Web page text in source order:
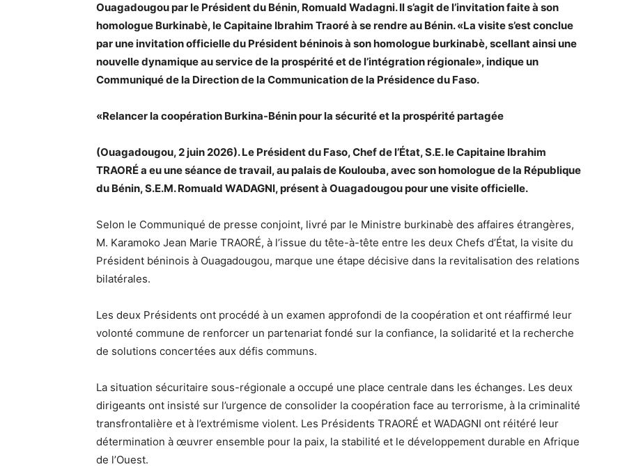
Ouagadougou par le Président du Bénin, Romuald Wadagni. Il s’agit de l’invitation faite à son
homologue Burkinabè, le Capitaine Ibrahim Traoré à se rendre au Bénin. «La visite s’est conclue
par une invitation officielle du Président béninois à son homologue burkinabè, scellant ainsi une
nouvelle dynamique au service de la prospérité et de l’intégration régionale», indique un
Communiqué de la Direction de la Communication de la Présidence du Faso.
«Relancer la coopération Burkina-Bénin pour la sécurité et la prospérité partagée
(Ouagadougou, 2 juin 2026). Le Président du Faso, Chef de l’État, S.E. le Capitaine Ibrahim
TRAORÉ a eu une séance de travail, au palais de Koulouba, avec son homologue de la République
du Bénin, S.E.M. Romuald WADAGNI, présent à Ouagadougou pour une visite officielle.
Selon le Communiqué de presse conjoint, livré par le Ministre burkinabè des affaires étrangères,
M. Karamoko Jean Marie TRAORÉ, à l’issue du tête-à-tête entre les deux Chefs d’État, la visite du
Président béninois à Ouagadougou, marque une étape décisive dans la revitalisation des relations
bilatérales.
Les deux Présidents ont procédé à un examen approfondi de la coopération et ont réaffirmé leur
volonté commune de renforcer un partenariat fondé sur la confiance, la solidarité et la recherche
de solutions concertées aux défis communs.
La situation sécuritaire sous-régionale a occupé une place centrale dans les échanges. Les deux
dirigeants ont insisté sur l’urgence de consolider la coopération face au terrorisme, à la criminalité
transfrontalière et à l’extrémisme violent. Les Présidents TRAORÉ et WADAGNI ont réitéré leur
détermination à œuvrer ensemble pour la paix, la stabilité et le développement durable en Afrique
de l’Ouest.